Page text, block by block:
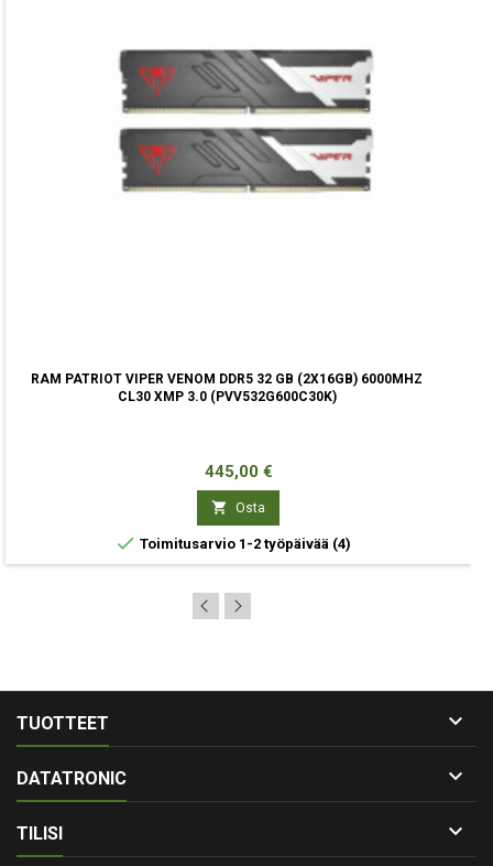
RAM PATRIOT VIPER VENOM DDR5 32 GB (2X16GB) 6000MHZ
CL30 XMP 3.0 (PVV532G600C30K)
Hinta
445,00 €
 Osta
 Toimitusarvio 1-2 työpäivää (4)
TUOTTEET 
DATATRONIC 
TILISI 